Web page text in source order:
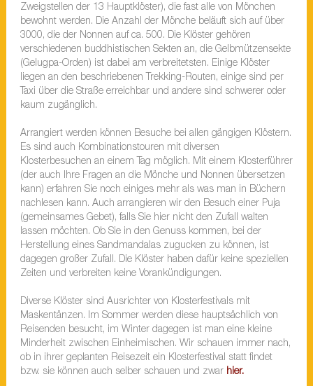
Zweigstellen der 13 Hauptklöster), die fast alle von Mönchen
bewohnt werden. Die Anzahl der Mönche beläuft sich auf über
3000, die der Nonnen auf ca. 500. Die Klöster gehören
verschiedenen buddhistischen Sekten an, die Gelbmützensekte
(Gelugpa-Orden) ist dabei am verbreitetsten. Einige Klöster
liegen an den beschriebenen Trekking-Routen, einige sind per
Taxi über die Straße erreichbar und andere sind schwerer oder
kaum zugänglich.
Arrangiert werden können Besuche bei allen gängigen Klöstern.
Es sind auch Kombinationstouren mit diversen
Klosterbesuchen an einem Tag möglich. Mit einem Klosterführer
(der auch Ihre Fragen an die Mönche und Nonnen übersetzen
kann) erfahren Sie noch einiges mehr als was man in Büchern
nachlesen kann. Auch arrangieren wir den Besuch einer Puja
(gemeinsames Gebet), falls Sie hier nicht den Zufall walten
lassen möchten. Ob Sie in den Genuss kommen, bei der
Herstellung eines Sandmandalas zugucken zu können, ist
dagegen großer Zufall. Die Klöster haben dafür keine speziellen
Zeiten und verbreiten keine Vorankündigungen.
Diverse Klöster sind Ausrichter von Klosterfestivals mit
Maskentänzen. Im Sommer werden diese hauptsächlich von
Reisenden besucht, im Winter dagegen ist man eine kleine
Minderheit zwischen Einheimischen. Wir schauen immer nach,
ob in ihrer geplanten Reisezeit ein Klosterfestival statt findet
bzw. sie können auch selber schauen und zwar hier.